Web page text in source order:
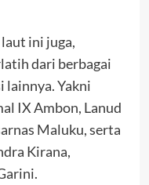
ini juga,
dari berbagai
lainnya. Yakni
IX Ambon, Lanud
Maluku, serta
Kirana,